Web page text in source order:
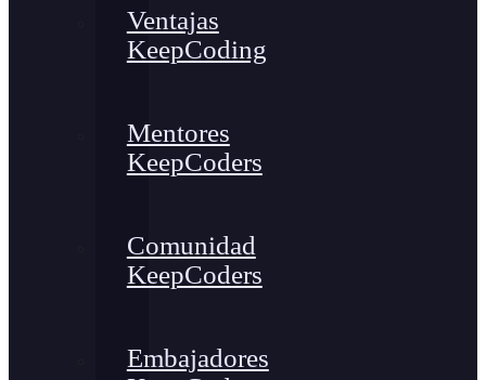
Ventajas
KeepCoding
Mentores
KeepCoders
Comunidad
KeepCoders
Embajadores